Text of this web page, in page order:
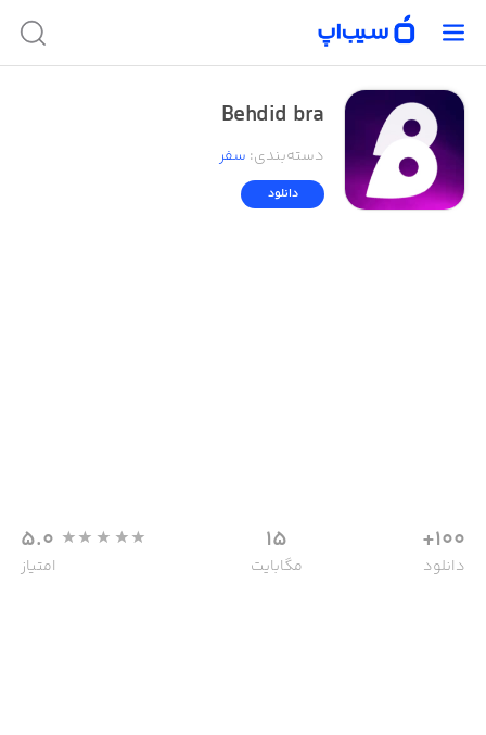
Behdid bra
دسته‌بندی: سفر
دانلود
100+
دانلود
15
مگابایت
5.0
امتیاز